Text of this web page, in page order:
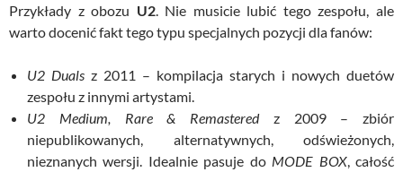
Przykłady z obozu U2. Nie musicie lubić tego zespołu, ale
warto docenić fakt tego typu specjalnych pozycji dla fanów:
U2 Duals z 2011 – kompilacja starych i nowych duetów
zespołu z innymi artystami.
U2 Medium, Rare & Remasteredz 2009 – zbiór
niepublikowanych, alternatywnych, odświeżonych,
nieznanych wersji. Idealnie pasuje do MODE BOX, całość